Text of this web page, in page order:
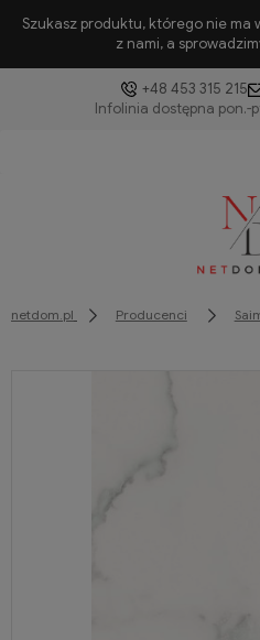
Szukasz produktu, którego nie ma
z nami, a
+48 453 315 215
netdom.pl Producenci